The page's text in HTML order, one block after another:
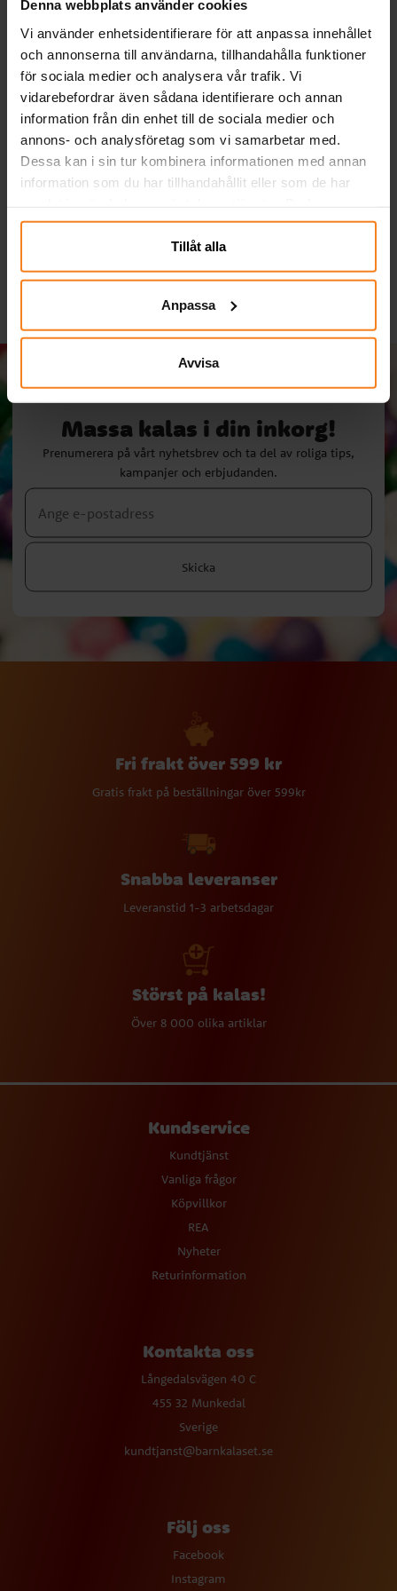
Denna webbplats använder cookies
Vi använder enhetsidentifierare för att anpassa innehållet
och annonserna till användarna, tillhandahålla funktioner
för sociala medier och analysera vår trafik. Vi
vidarebefordrar även sådana identifierare och annan
information från din enhet till de sociala medier och
annons- och analysföretag som vi samarbetar med.
Dessa kan i sin tur kombinera informationen med annan
information som du har tillhandahållit eller som de har
närsomhelst ändra ditt samtycke.
Tillåt alla
Anpassa
Avvisa
Ballonger - Röda 10-
pack
Serpentiner - Svart
Massa kalas i din inkorg!
Prenumerera på vårt nyhetsbrev och ta del av roliga tips,
kampanjer och erbjudanden.
Skicka
Fri frakt över 599 kr
Gratis frakt på beställningar över 599kr
Snabba leveranser
Leveranstid 1-3 arbetsdagar
Störst på kalas!
Över 8 000 olika artiklar
Kundservice
Kundtjänst
Vanliga frågor
Köpvillkor
REA
Nyheter
Returinformation
Kontakta oss
Långedalsvägen 40 C
455 32 Munkedal
Sverige
kundtjanst@barnkalaset.se
Följ oss
Facebook
Instagram